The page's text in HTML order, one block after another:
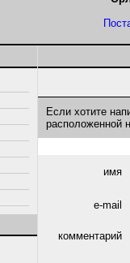
Если хотите
расположенной
имя
e-mail
комментарий